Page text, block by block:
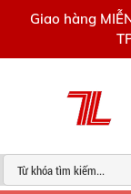
Giao hàng
0909445903